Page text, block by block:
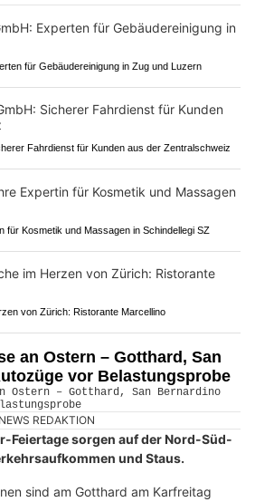
für Gebäudereinigung in Zug und Luzern
Fahrdienst für Kunden aus der Zentralschweiz
für Kosmetik und Massagen in Schindellegi SZ
von Zürich: Ristorante Marcellino
an Ostern – Gotthard, San
vor Belastungsprobe
REDAKTION
Feiertage sorgen auf der Nord-Süd-
und Staus.
sind am Gotthard am Karfreitag